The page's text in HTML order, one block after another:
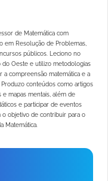
de Matemática com
em Resolução de Problemas,
públicos. Leciono no
do Oeste e utilizo metodologias
a compreensão matemática e a
conteúdos como artigos
e mapas mentais, além de
e participar de eventos
o objetivo de contribuir para o
Matemática.